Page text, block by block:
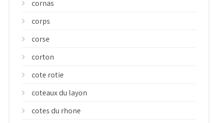
cornas
corps
corse
corton
cote rotie
coteaux du layon
cotes du rhone